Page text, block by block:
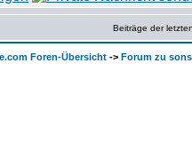
Beiträge der
Foren-Übersicht -> Forum zu